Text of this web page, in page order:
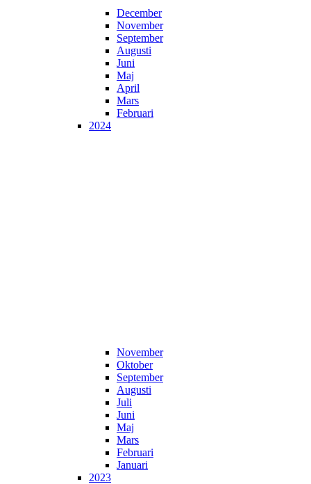
December
November
September
Augusti
Juni
Maj
April
Mars
Februari
2024
November
Oktober
September
Augusti
Juli
Juni
Maj
Mars
Februari
Januari
2023